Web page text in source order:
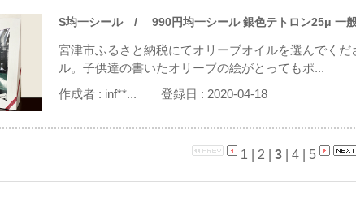
S均一シール/ 990円均一シール 銀色テトロン25μ 一般
宮津市ふるさと納税にてオリーブオイルを選んでく
ル。子供達の書いたオリーブの絵がとってもポ...
作成者 : inf**... 登録日 : 2020-04-18
1 2 3| 4| 5